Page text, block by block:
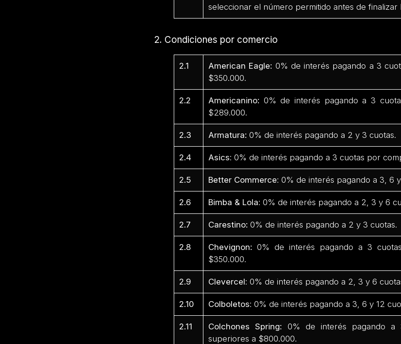
seleccionar el número permitido antes de finalizar
2. Condiciones por comercio
2.1 American Eagle: 0% de interés pagando a 3
$350.000.
2.2 Americanino: 0% de interés pagando a 3
$289.000.
2.3 Armatura: 0% de interés pagando a 2 y 3 cuotas.
2.4 Asics: 0% de interés pagando a 3 cuotas por
2.5 Better Commerce: 0% de interés pagando a 3, 6
2.6 Bimba & Lola: 0% de interés pagando a 2, 3 y 6
2.7 Carestino:0% de interés pagando a 2 y 3 cuotas.
2.8 Chevignon: 0% de interés pagando a 3
$350.000.
2.9 Clevercel: 0% de interés pagando a 2, 3 y 6
2.10 Colboletos: 0% de interés pagando a 3, 6 y 12
2.11 Colchones Spring: 0% de interés pagando
superiores a $800.000.